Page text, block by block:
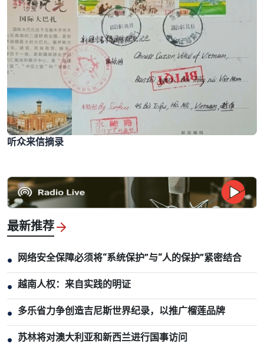
听众来信摘录
最新推荐
● 网络安全保障必须将“系统保护”与“人的保护”紧密结合
● 越南人权：来自实践的明证
● 多乐省力争创造吉尼斯世界纪录，以推广榴莲品牌
● 苏林将对澳大利亚和新西兰进行国事访问